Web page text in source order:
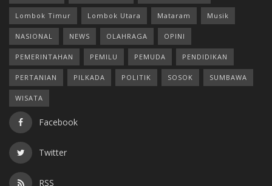
Lombok Timur Lombok Utara Mataram Musik
NASIONAL NEWS OLAHRAGA OPINI
PEMERINTAHAN PEMILU PEMUDA PENDIDIKAN
PERTANIAN PILKADA POLITIK SOSOK SUMBAWA
WISATA
Facebook
Twitter
RSS